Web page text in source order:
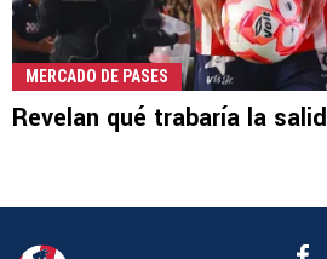
MERCADO DE PASES
Revelan qué trabaría la